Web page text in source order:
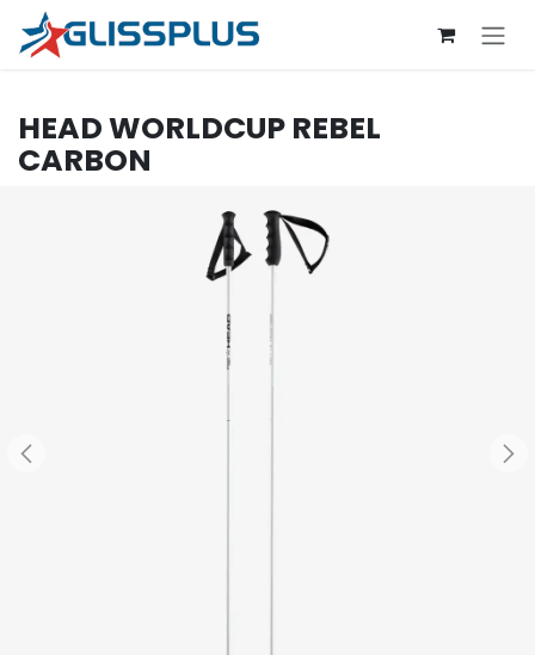
Se rendre au contenu
HEADWORLDCUP REBEL
CARBON